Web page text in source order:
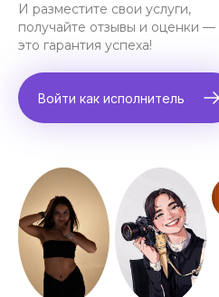
И разместите свои услуги,
получайте отзывы и оценки —
это гарантия успеха!
Войти как исполнитель